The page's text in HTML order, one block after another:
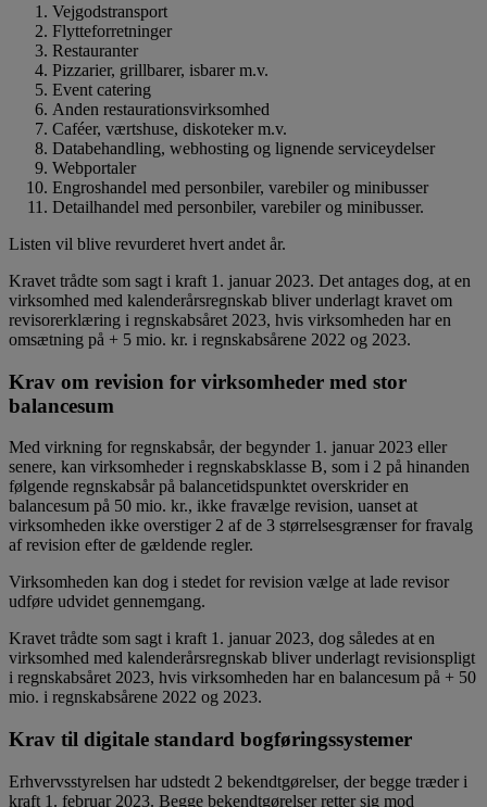
Vejgodstransport
Flytteforretninger
Restauranter
Pizzarier, grillbarer, isbarer m.v.
Event catering
Anden restaurationsvirksomhed
Caféer, værtshuse, diskoteker m.v.
Databehandling, webhosting og lignende serviceydelser
Webportaler
Engroshandel med personbiler, varebiler og minibusser
Detailhandel med personbiler, varebiler og minibusser.
Listen vil blive revurderet hvert andet år.
Kravet trådte som sagt i kraft 1. januar 2023. Det antages dog, at en
virksomhed med kalenderårsregnskab bliver underlagt kravet om
revisorerklæring i regnskabsåret 2023, hvis virksomheden har en
omsætning på + 5 mio. kr. i regnskabsårene 2022 og 2023.
Krav om revision for virksomheder med stor
balancesum
Med virkning for regnskabsår, der begynder 1. januar 2023 eller
senere, kan virksomheder i regnskabsklasse B, som i 2 på hinanden
følgende regnskabsår på balancetidspunktet overskrider en
balancesum på 50 mio. kr., ikke fravælge revision, uanset at
virksomheden ikke overstiger 2 af de 3 størrelsesgrænser for fravalg
af revision efter de gældende regler.
Virksomheden kan dog i stedet for revision vælge at lade revisor
udføre udvidet gennemgang.
Kravet trådte som sagt i kraft 1. januar 2023, dog således at en
virksomhed med kalenderårsregnskab bliver underlagt revisionspligt
i regnskabsåret 2023, hvis virksomheden har en balancesum på + 50
mio. i regnskabsårene 2022 og 2023.
Krav til digitale standard bogføringssystemer
Erhvervsstyrelsen har udstedt 2 bekendtgørelser, der begge træder i
kraft 1. februar 2023. Begge bekendtgørelser retter sig mod